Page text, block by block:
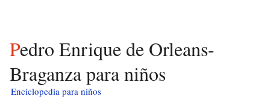
Pedro Enrique de Orleans-
Braganza para niños
Enciclopedia para niños